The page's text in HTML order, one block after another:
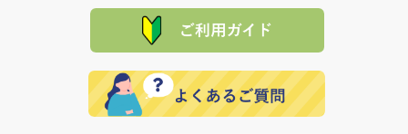
れの生産メーカーからお客様の元へ直送いたしますの
で、 それぞれ個別に送料が必要になります。
品代金を返金いたします。）
その際は誠に申し訳ありませんが、当協会までご注文
願いいたします。
た場合、お客様からの ご入金を確認した後で、商品を
※「クレジットカード」「PayPay」「楽天ペイ」を指
定された場合は、準備出来次第の便にてお送りいたし
ます。 （到着日指定をされている場合は、ご指定の日